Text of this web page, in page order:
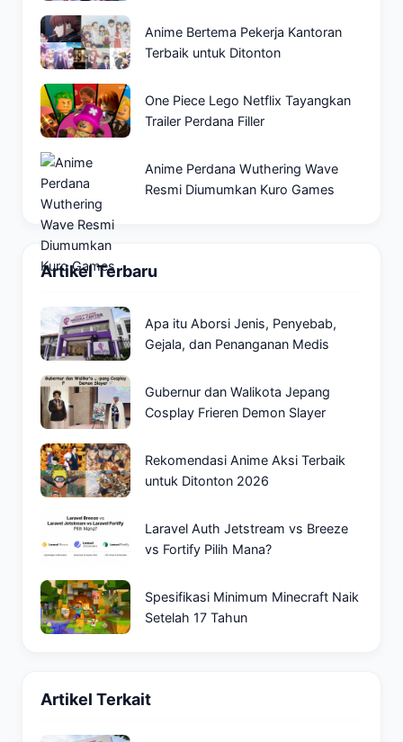
Anime Bertema Pekerja Kantoran
Terbaik untuk Ditonton
One Piece Lego Netflix Tayangkan
Trailer Perdana Filler
Anime Perdana Wuthering Wave
Resmi Diumumkan Kuro Games
Artikel Terbaru
Apa itu Aborsi Jenis, Penyebab,
Gejala, dan Penanganan Medis
Gubernur dan Walikota Jepang
Cosplay Frieren Demon Slayer
Rekomendasi Anime Aksi Terbaik
untuk Ditonton 2026
Laravel Auth Jetstream vs Breeze
vs Fortify Pilih Mana?
Spesifikasi Minimum Minecraft Naik
Setelah 17 Tahun
Artikel Terkait